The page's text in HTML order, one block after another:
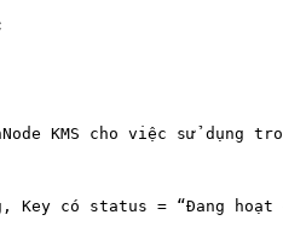
KMS cho việc sử dụng
Key có status = “Đang hoạt